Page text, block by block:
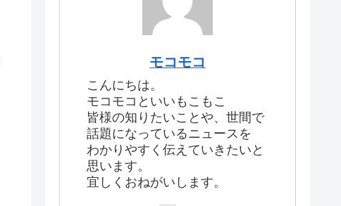
モコモコ
こんにちは。
モコモコといいもこもこ
皆様の知りたいことや、世間で
話題になっているニュースを
わかりやすく伝えていきたいと
思います。
宜しくおねがいします。